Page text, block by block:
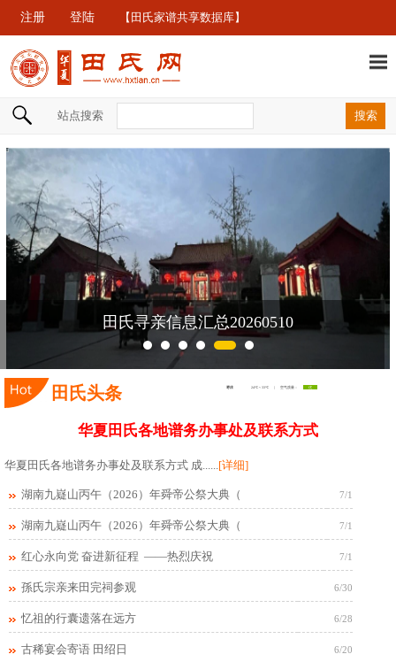
注册 登陆 【田氏家谱共享数据库】
站点搜索
田氏寻亲信息汇总20260510
田氏头条
华夏田氏各地谱务办事处及联系方式
华夏田氏各地谱务办事处及联系方式 成......[详细]
湖南九嶷山丙午（2026）年舜帝公祭大典（ 7/1
湖南九嶷山丙午（2026）年舜帝公祭大典（ 7/1
红心永向党 奋进新征程 ——热烈庆祝 7/1
孫氏宗亲来田完祠参观 6/30
忆祖的行囊遗落在远方 6/28
古稀宴会寄语 田绍日 6/20